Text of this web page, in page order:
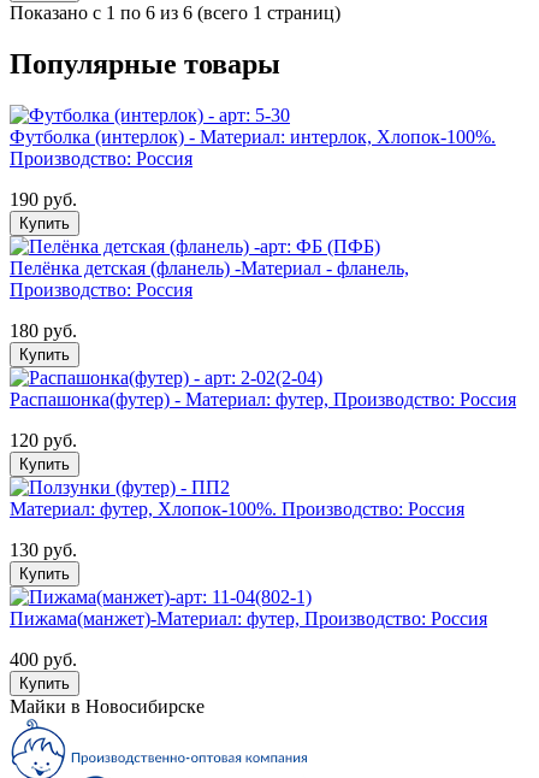
Показано с 1 по 6 из 6 (всего 1 страниц)
Популярные товары
Футболка (интерлок) - Материал: интерлок, Хлопок-100%.
Производство: Россия
190 руб.
Купить
Пелёнка детская (фланель) -Материал - фланель,
Производство: Россия
180 руб.
Купить
Распашонка(футер) - Материал: футер, Производство: Россия
120 руб.
Купить
Материал: футер, Хлопок-100%. Производство: Россия
130 руб.
Купить
Пижама(манжет)-Материал: футер, Производство: Россия
400 руб.
Купить
Майки в Новосибирске